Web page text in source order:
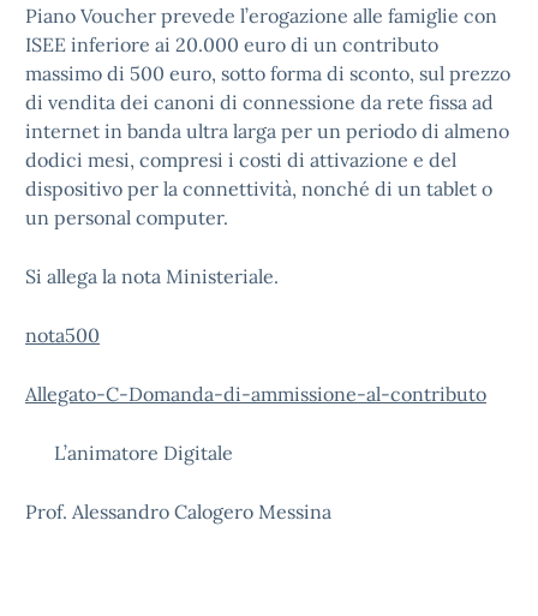
Piano Voucher prevede l’erogazione alle famiglie con
ISEE inferiore ai 20.000 euro di un contributo
massimo di 500 euro, sotto forma di sconto, sul prezzo
di vendita dei canoni di connessione da rete fissa ad
internet in banda ultra larga per un periodo di almeno
dodici mesi, compresi i costi di attivazione e del
dispositivo per la connettività, nonché di un tablet o
un personal computer.
Si allega la nota Ministeriale.
nota500
Allegato-C-Domanda-di-ammissione-al-contributo
L’animatore Digitale
Prof. Alessandro Calogero Messina